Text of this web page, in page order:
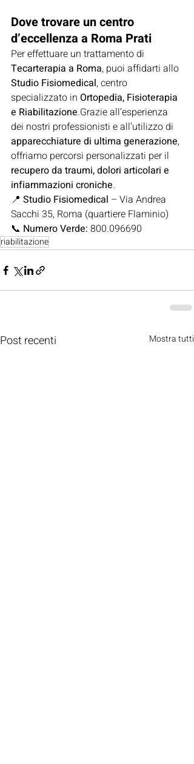
Dove trovare un centro
d’eccellenza a Roma Prati
Per effettuare un trattamento di
Tecarterapia a Roma, puoi affidarti allo
Studio Fisiomedical, centro
specializzato in Ortopedia, Fisioterapia
e Riabilitazione.Grazie all’esperienza
dei nostri professionisti e all’utilizzo di
apparecchiature di ultima generazione,
offriamo percorsi personalizzati per il
recupero da traumi, dolori articolari e
infiammazioni croniche.
📍 Studio Fisiomedical – Via Andrea
Sacchi 35, Roma (quartiere Flaminio)
📞 Numero Verde: 800.096690
riabilitazione
Post recenti Mostra tutti